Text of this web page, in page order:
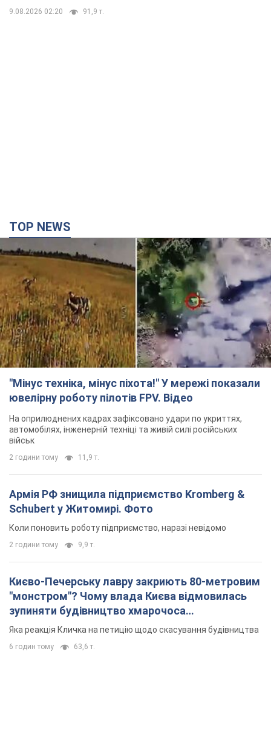
9.08.2026 02:20 91,9 т.
TOP NEWS
"Мінус техніка, мінус піхота!" У мережі показали
ювелірну роботу пілотів FPV. Відео
На оприлюднених кадрах зафіксовано удари по укриттях,
автомобілях, інженерній техніці та живій силі російських
військ
2 години тому 11,9 т.
Армія РФ знищила підприємство Kromberg &
Schubert у Житомирі. Фото
Коли поновить роботу підприємство, наразі невідомо
2 години тому 9,9 т.
Києво-Печерську лавру закриють 80-метровим
"монстром"? Чому влада Києва відмовилась
зупиняти будівництво хмарочоса
"московського вірянина"
Яка реакція Кличка на петицію щодо скасування будівництва
6 годин тому 63,6 т.